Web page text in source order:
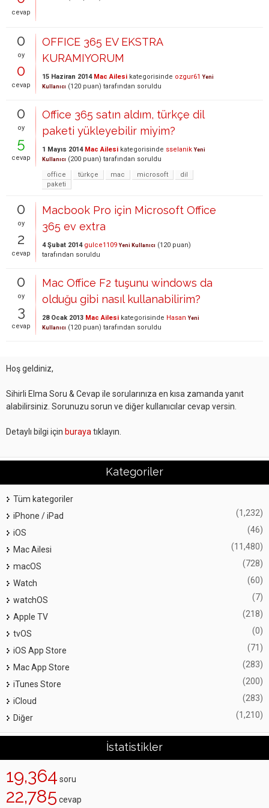
cevap
0
oy
0
cevap
OFFICE 365 EV EKSTRA
KURAMIYORUM
15 Haziran 2014 Mac Ailesi kategorisinde ozgur61 Yeni
Kullanıcı (120 puan) tarafından soruldu
0
oy
5
cevap
Office 365 satın aldım, türkçe dil
paketi yükleyebilir miyim?
1 Mayıs 2014 Mac Ailesi kategorisinde sselanik Yeni
Kullanıcı (200 puan) tarafından soruldu
office
türkçe mac microsoft
dil
paketi
0
oy
2
cevap
Macbook Pro için Microsoft Office
365 ev extra
4 Şubat 2014 gulce1109 Yeni Kullanıcı (120 puan)
tarafından soruldu
0
oy
3
cevap
Mac Office F2 tuşunu windows da
olduğu gibi nasıl kullanabilirim?
28 Ocak 2013 Mac Ailesi kategorisinde Hasan Yeni
Kullanıcı (120 puan) tarafından soruldu
Hoş geldiniz,
Sihirli Elma Soru & Cevap ile sorularınıza en kısa zamanda yanıt
alabilirsiniz. Sorunuzu sorun ve diğer kullanıcılar cevap versin.
Detaylı bilgi için buraya tıklayın.
Kategoriler
Tüm kategoriler
iPhone / iPad
(1,232)
iOS (46)
Mac Ailesi (11,480)
macOS (728)
Watch (60)
watchOS (7)
Apple TV (218)
tvOS (0)
iOS App Store (71)
Mac App Store (283)
iTunes Store (200)
iCloud (283)
Diğer (1,210)
İstatistikler
19,364 soru
22,785 cevap